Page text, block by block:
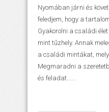
Nyomában járni és
feledjem, hogy a
Gyakorolni a családi
mint tűzhely. Annak
a családi mintákat,
Megmaradni a
és feladat......